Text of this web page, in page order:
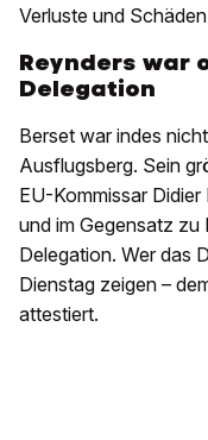
Verluste und
Reynders war
Delegation
Berset war indes
Ausflugsberg. Sein
EU-Kommissar
und im Gegensatz zu
Delegation. Wer das
Dienstag zeigen –
attestiert.